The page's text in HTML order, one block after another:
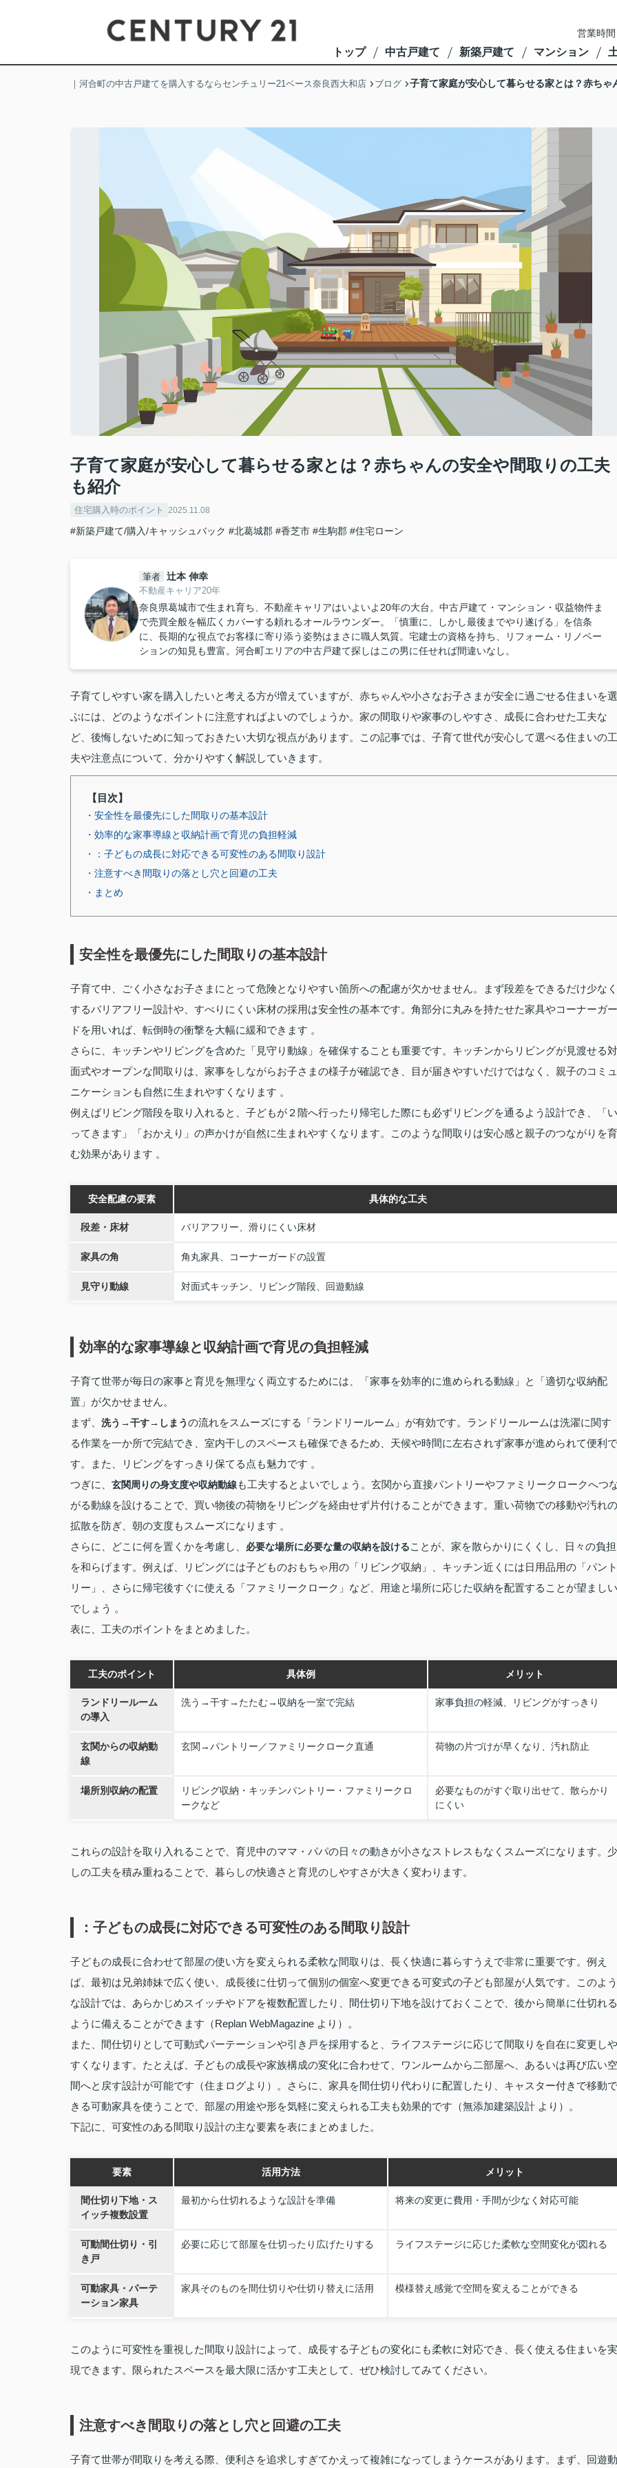
営業時
トップ 中古戸建て 新築戸建て マンション
｜河合町の中古戸建てを購入するならセンチュリー21ベース奈良西大和店 ブログ 子育て家庭が安心して暮らせる家とは？赤ち
子育て家庭が安心して暮らせる家とは？赤ちゃんの安全や間取りの工夫
も紹介
住宅購入時のポイント 2025.11.08
#新築戸建て/購入/キャッシュバック #北葛城郡 #香芝市 #生駒郡 #住宅ローン
筆者 辻本 伸幸
不動産キャリア20年
奈良県葛城市で生まれ育ち、不動産キャリアはいよいよ20年の大台。中古戸建て・マンション・収益物件ま
で売買全般を幅広くカバーする頼れるオールラウンダー。「慎重に、しかし最後までやり遂げる」を信条
に、長期的な視点でお客様に寄り添う姿勢はまさに職人気質。宅建士の資格を持ち、リフォーム・リノベー
ションの知見も豊富。河合町エリアの中古戸建て探しはこの男に任せれば間違いなし。
子育てしやすい家を購入したいと考える方が増えていますが、赤ちゃんや小さなお子さまが安全に過ごせる住まいを選
ぶには、どのようなポイントに注意すればよいのでしょうか。家の間取りや家事のしやすさ、成長に合わせた工夫な
ど、後悔しないために知っておきたい大切な視点があります。この記事では、子育て世代が安心して選べる住まいの工
夫や注意点について、分かりやすく解説していきます。
【目次】
・安全性を最優先にした間取りの基本設計
・効率的な家事導線と収納計画で育児の負担軽減
・：子どもの成長に対応できる可変性のある間取り設計
・注意すべき間取りの落とし穴と回避の工夫
・まとめ
安全性を最優先にした間取りの基本設計
子育て中、ごく小さなお子さまにとって危険となりやすい箇所への配慮が欠かせません。まず段差をできるだけ少なく
するバリアフリー設計や、すべりにくい床材の採用は安全性の基本です。角部分に丸みを持たせた家具やコーナーガー
ドを用いれば、転倒時の衝撃を大幅に緩和できます 。
さらに、キッチンやリビングを含めた「見守り動線」を確保することも重要です。キッチンからリビングが見渡せる対
面式やオープンな間取りは、家事をしながらお子さまの様子が確認でき、目が届きやすいだけではなく、親子のコミュ
ニケーションも自然に生まれやすくなります 。
例えばリビング階段を取り入れると、子どもが２階へ行ったり帰宅した際にも必ずリビングを通るよう設計でき、「い
ってきます」「おかえり」の声かけが自然に生まれやすくなります。このような間取りは安心感と親子のつながりを育
む効果があります 。
安全配慮の要素 具体的な工夫
段差・床材 バリアフリー、滑りにくい床材
家具の角 角丸家具、コーナーガードの設置
見守り動線 対面式キッチン、リビング階段、回遊動線
効率的な家事導線と収納計画で育児の負担軽減
子育て世帯が毎日の家事と育児を無理なく両立するためには、「家事を効率的に進められる動線」と「適切な収納配
置」が欠かせません。
まず、 洗う→干す→しまうの流れをスムーズにする「ランドリールーム」が有効です。ランドリールームは洗濯に関す
る作業を一か所で完結でき、室内干しのスペースも確保できるため、天候や時間に左右されず家事が進められて便利で
す。また、リビングをすっきり保てる点も魅力です 。
つぎに、 玄関周りの身支度や収納動線も工夫するとよいでしょう。玄関から直接パントリーやファミリークロークへつ
がる動線を設けることで、買い物後の荷物をリビングを経由せず片付けることができます。重い荷物での移動や汚れの
拡散を防ぎ、朝の支度もスムーズになります 。
さらに、どこに何を置くかを考慮し、 必要な場所に必要な量の収納を設けることが、家を散らかりにくくし、日々の負担
を和らげます。例えば、リビングには子どものおもちゃ用の「リビング収納」、キッチン近くには日用品用の「パント
リー」、さらに帰宅後すぐに使える「ファミリークローク」など、用途と場所に応じた収納を配置することが望ましい
でしょう 。
表に、工夫のポイントをまとめました。
工夫のポイント 具体例 メリット
ランドリールーム
の導入
洗う→干す→たたむ→収納を一室で完結 家事負担の軽減、リビングがすっきり
玄関からの収納動
線
玄関→パントリー／ファミリークローク直通 荷物の片づけが早くなり、汚れ防止
場所別収納の配置
リビング収納・キッチンパントリー・ファミリークロ
ークなど
必要なものがすぐ取り出せて、散らかり
にくい
これらの設計を取り入れることで、育児中のママ・パパの日々の動きが小さなストレスもなくスムーズになります。少
しの工夫を積み重ねることで、暮らしの快適さと育児のしやすさが大きく変わります。
：子どもの成長に対応できる可変性のある間取り設計
子どもの成長に合わせて部屋の使い方を変えられる柔軟な間取りは、長く快適に暮らすうえで非常に重要です。例え
ば、最初は兄弟姉妹で広く使い、成長後に仕切って個別の個室へ変更できる可変式の子ども部屋が人気です。このよう
な設計では、あらかじめスイッチやドアを複数配置したり、間仕切り下地を設けておくことで、後から簡単に仕切れる
ように備えることができます（Replan WebMagazine より）。
また、間仕切りとして可動式パーテーションや引き戸を採用すると、ライフステージに応じて間取りを自在に変更しや
すくなります。たとえば、子どもの成長や家族構成の変化に合わせて、ワンルームから二部屋へ、あるいは再び広い空
間へと戻す設計が可能です（住まログより）。さらに、家具を間仕切り代わりに配置したり、キャスター付きで移動で
きる可動家具を使うことで、部屋の用途や形を気軽に変えられる工夫も効果的です（無添加建築設計 より）。
下記に、可変性のある間取り設計の主な要素を表にまとめました。
要素 活用方法 メリット
間仕切り下地・ス
イッチ複数設置
最初から仕切れるような設計を準備 将来の変更に費用・手間が少なく対応可能
可動間仕切り・引
き戸
必要に応じて部屋を仕切ったり広げたりする ライフステージに応じた柔軟な空間変化が図れる
可動家具・パーテ
ーション家具
家具そのものを間仕切りや仕切り替えに活用 模様替え感覚で空間を変えることができる
このように可変性を重視した間取り設計によって、成長する子どもの変化にも柔軟に対応でき、長く使える住まいを実
現できます。限られたスペースを最大限に活かす工夫として、ぜひ検討してみてください。
注意すべき間取りの落とし穴と回避の工夫
子育て世帯が間取りを考える際、便利さを追求しすぎてかえって複雑になってしまうケースがあります。まず、回遊動